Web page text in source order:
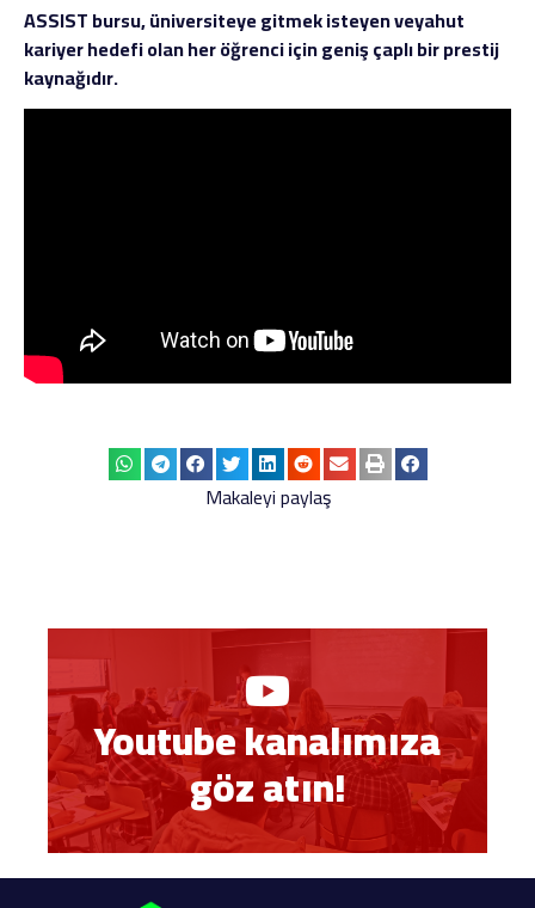
ASSIST bursu, üniversiteye gitmek isteyen veyahut
kariyer hedefi olan her öğrenci için geniş çaplı bir prestij
kaynağıdır.
Makaleyi paylaş
Youtube kanalımıza
göz atın!